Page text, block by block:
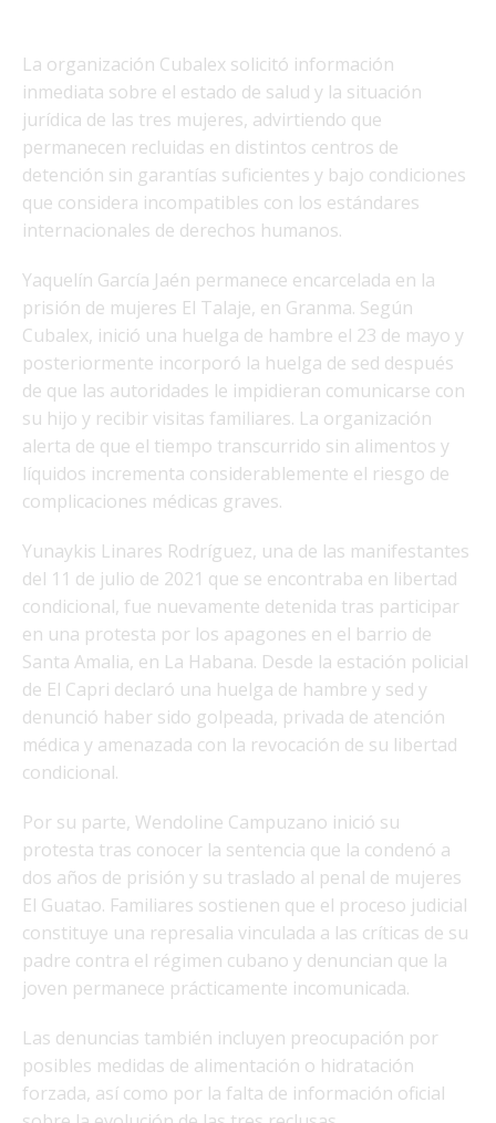
La organización Cubalex solicitó información
inmediata sobre el estado de salud y la situación
jurídica de las tres mujeres, advirtiendo que
permanecen recluidas en distintos centros de
detención sin garantías suficientes y bajo condiciones
que considera incompatibles con los estándares
internacionales de derechos humanos.
Yaquelín García Jaén permanece encarcelada en la
prisión de mujeres El Talaje, en Granma. Según
Cubalex, inició una huelga de hambre el 23 de mayo y
posteriormente incorporó la huelga de sed después
de que las autoridades le impidieran comunicarse con
su hijo y recibir visitas familiares. La organización
alerta de que el tiempo transcurrido sin alimentos y
líquidos incrementa considerablemente el riesgo de
complicaciones médicas graves.
Yunaykis Linares Rodríguez, una de las manifestantes
del 11 de julio de 2021 que se encontraba en libertad
condicional, fue nuevamente detenida tras participar
en una protesta por los apagones en el barrio de
Santa Amalia, en La Habana. Desde la estación policial
de El Capri declaró una huelga de hambre y sed y
denunció haber sido golpeada, privada de atención
médica y amenazada con la revocación de su libertad
condicional.
Por su parte, Wendoline Campuzano inició su
protesta tras conocer la sentencia que la condenó a
dos años de prisión y su traslado al penal de mujeres
El Guatao. Familiares sostienen que el proceso judicial
constituye una represalia vinculada a las críticas de su
padre contra el régimen cubano y denuncian que la
joven permanece prácticamente incomunicada.
Las denuncias también incluyen preocupación por
posibles medidas de alimentación o hidratación
forzada, así como por la falta de información oficial